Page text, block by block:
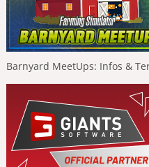
Barnyard MeetUps: Infos &